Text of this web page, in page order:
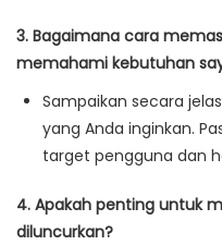
3. Bagaimana cara
memahami kebutuhan
Sampaikan secara
yang Anda inginkan.
target pengguna dan
4. Apakah penting untuk
diluncurkan?